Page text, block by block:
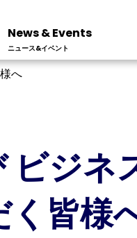
News & Events
ニュース&イベント
へ
ジネ
く皆様